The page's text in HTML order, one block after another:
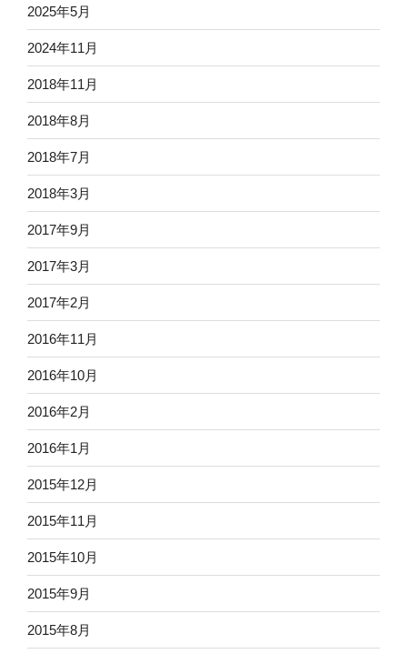
2025年5月
2024年11月
2018年11月
2018年8月
2018年7月
2018年3月
2017年9月
2017年3月
2017年2月
2016年11月
2016年10月
2016年2月
2016年1月
2015年12月
2015年11月
2015年10月
2015年9月
2015年8月